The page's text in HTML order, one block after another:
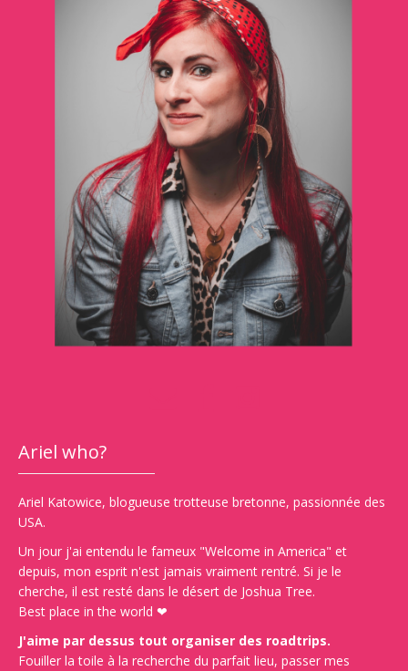
Ariel who?
Ariel Katowice, blogueuse trotteuse bretonne, passionnée des
USA.
Un jour j'ai entendu le fameux "Welcome in America" et
depuis, mon esprit n'est jamais vraiment rentré. Si je le
cherche, il est resté dans le désert de Joshua Tree.
Best place in the world ❤
J'aime par dessus tout organiser des roadtrips.
Fouiller la toile à la recherche du parfait lieu, passer mes